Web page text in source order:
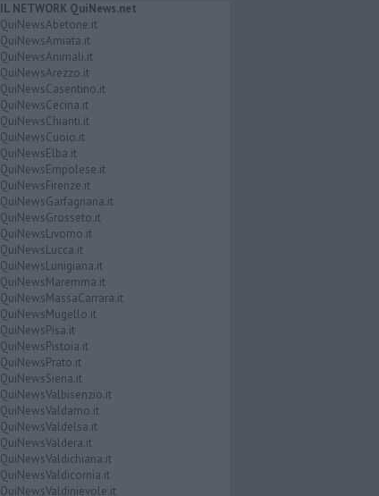
IL NETWORK QuiNews.net
QuiNewsAbetone.it
QuiNewsAmiata.it
QuiNewsAnimali.it
QuiNewsArezzo.it
QuiNewsCasentino.it
QuiNewsCecina.it
QuiNewsChianti.it
QuiNewsCuoio.it
QuiNewsElba.it
QuiNewsEmpolese.it
QuiNewsFirenze.it
QuiNewsGarfagnana.it
QuiNewsGrosseto.it
QuiNewsLivorno.it
QuiNewsLucca.it
QuiNewsLunigiana.it
QuiNewsMaremma.it
QuiNewsMassaCarrara.it
QuiNewsMugello.it
QuiNewsPisa.it
QuiNewsPistoia.it
QuiNewsPrato.it
QuiNewsSiena.it
QuiNewsValbisenzio.it
QuiNewsValdarno.it
QuiNewsValdelsa.it
QuiNewsValdera.it
QuiNewsValdichiana.it
QuiNewsValdicornia.it
QuiNewsValdinievole.it